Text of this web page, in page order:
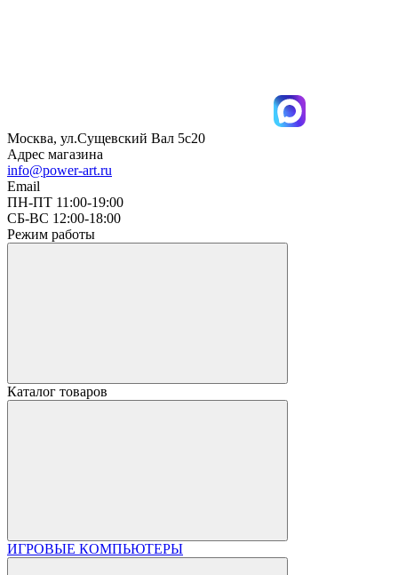
Москва, ул.Сущевский Вал 5с20
Адрес магазина
info@power-art.ru
Email
ПН-ПТ 11:00-19:00
СБ-ВС 12:00-18:00
Режим работы
Каталог товаров
ИГРОВЫЕ КОМПЬЮТЕРЫ